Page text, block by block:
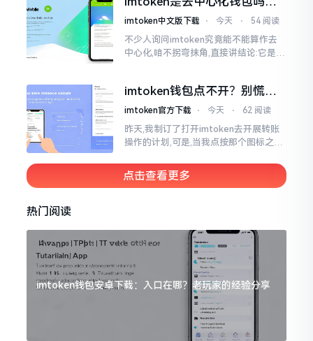
呢拼写方面却少了一个字母
看完这篇不踩坑
imtoken中文版下载 ⋅ 今天 ⋅ 54 阅读
不少人询问imtoken究竟能不能算作去
中心化,咱不拐弯抹角,直接讲结论:它是一
imtoken钱包点不开？别慌，
试试这几招
imtoken官方下载 ⋅ 今天 ⋅ 62 阅读
昨天,我制订了打开imtoken去开展转账
操作的计划,可是,当我点按那个图标之后,
时间都木有一丁点反应。我不住地点击
点击查看更多
热门阅读
imtoken钱包安卓下载：入口在哪？老玩家的经验分享